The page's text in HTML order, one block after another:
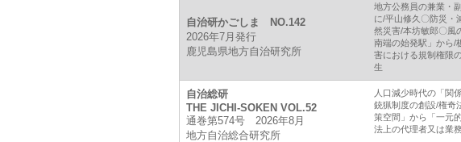
自治研かごしま NO.142
2026年7月発行
鹿児島県地方自治研究所
地方公務員の兼業・
に/平山修久〇防災・
然災害/本坊敏郎〇風
南端の始発駅」から/
害における規制権限
生
自治総研
THE JICHI-SOKEN VOL.52
通巻第574号 2026年8月
地方自治総合研究所
人口減少時代の「関
銃猟制度の創設/権奇
策空間」から「一元
法上の代理者又は業